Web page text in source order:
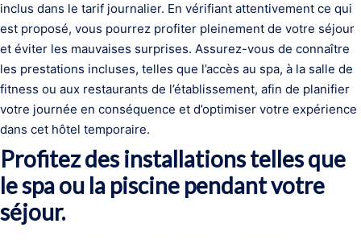
inclus dans le tarif journalier. En vérifiant attentivement ce qui
est proposé, vous pourrez profiter pleinement de votre séjour
et éviter les mauvaises surprises. Assurez-vous de connaître
les prestations incluses, telles que l’accès au spa, à la salle de
fitness ou aux restaurants de l’établissement, afin de planifier
votre journée en conséquence et d’optimiser votre expérience
dans cet hôtel temporaire.
Profitez des installations telles que
le spa ou la piscine pendant votre
séjour.